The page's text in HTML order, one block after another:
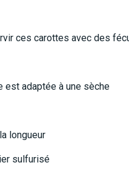
ces carottes avec des
est adaptée à une sèche
longueur
sulfurisé